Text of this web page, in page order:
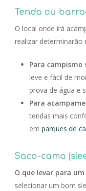
Tenda ou
O local onde irá
realizar determinarão
Para campismo
leve e fácil de
prova de água e
Para
tendas mais
em parques de
Saco-cama
O que levar para
selecionar um bom